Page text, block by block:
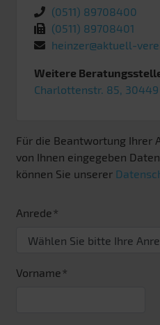
(0511) 89708400
(0511) 89708401
heinzer@aktuell-
Weitere
Charlottenstr. 85,
Für die Beantwortung Ihrer
von Ihnen eingegeben
können Sie unserer
Anrede
Vorname